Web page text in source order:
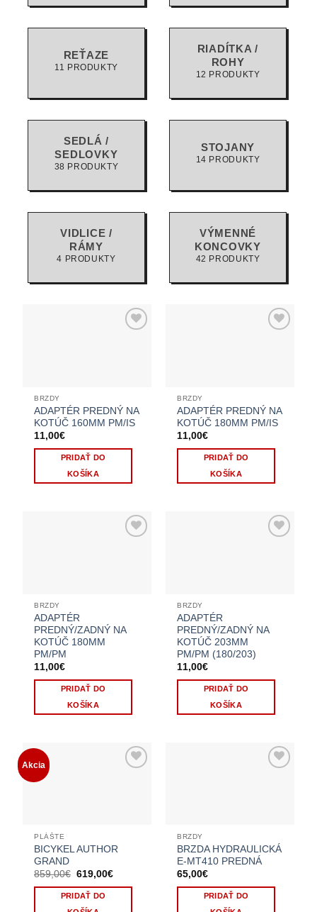
REŤAZE
11 PRODUKTY
RIADÍTKA /
ROHY
12 PRODUKTY
SEDLÁ /
SEDLOVKY
38 PRODUKTY
STOJANY
14 PRODUKTY
VIDLICE /
RÁMY
4 PRODUKTY
VÝMENNÉ
KONCOVKY
42 PRODUKTY
BRZDY
ADAPTÉR PREDNÝ NA
KOTÚČ 160MM PM/IS
11,00€
PRIDAŤ DO
KOŠÍKA
BRZDY
ADAPTÉR PREDNÝ NA
KOTÚČ 180MM PM/IS
11,00€
PRIDAŤ DO
KOŠÍKA
BRZDY
ADAPTÉR
PREDNÝ/ZADNÝ NA
KOTÚČ 180MM
PM/PM
11,00€
PRIDAŤ DO
KOŠÍKA
BRZDY
ADAPTÉR
PREDNÝ/ZADNÝ NA
KOTÚČ 203MM
PM/PM (180/203)
11,00€
PRIDAŤ DO
KOŠÍKA
Akcia
PLÁŠTE
BICYKEL AUTHOR
GRAND
859,00€ Pôvodná
bola:
859,00€.
619,00€
PRIDAŤ DO
BRZDY
BRZDA HYDRAULICKÁ
E-MT410 PREDNÁ
65,00€
PRIDAŤ DO